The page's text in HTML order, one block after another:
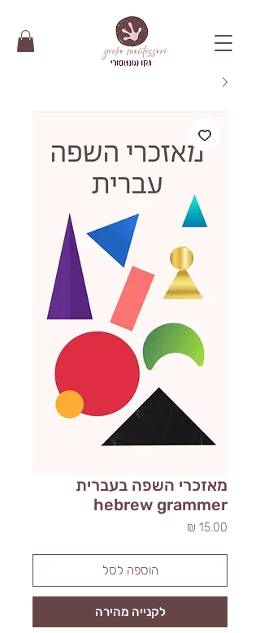
מאזכרי השפה בעברית
hebrew grammer
הוספה לסל
לקנייה מהירה